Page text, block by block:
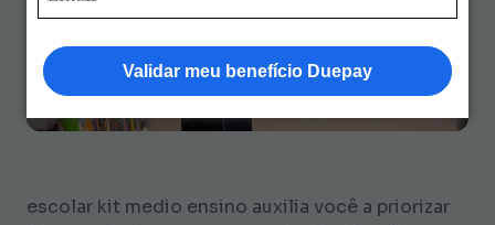
Validar meu benefício Duepay
escolar kit medio ensino auxilia você a priorizar